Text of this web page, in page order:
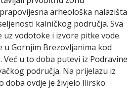
arheološka nalazišta
kalničkog područja. Sva
uz vodotoke i izvore pitke vode.
u Gornjim Brezovljanima kod
Već u to doba putevi iz Podravine
područja. Na prijelazu iz
doba ovdje je živjelo Ilirsko